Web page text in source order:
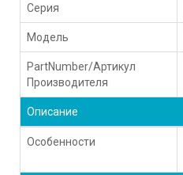
Серия
Модель
PartNumber/Артикул
Производителя
Описание
Особенности